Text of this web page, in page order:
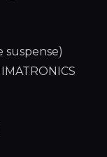
suspense)